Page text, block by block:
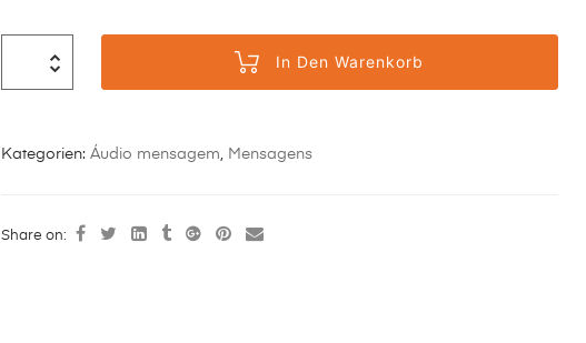
In Den Warenkorb
Kategorien: Áudio mensagem Mensagens
Share on: